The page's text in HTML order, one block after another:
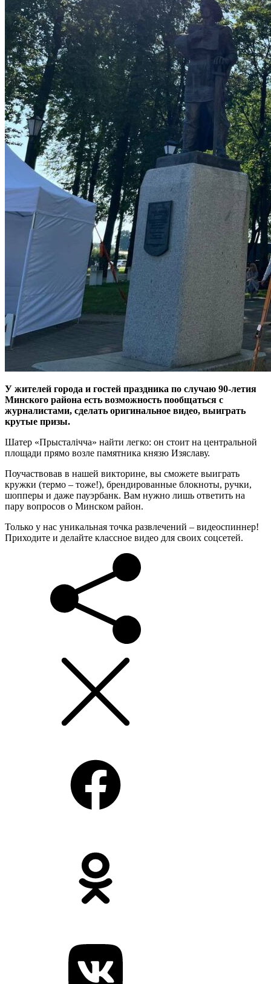
У жителей города и гостей праздника по случаю 90-летия
Минского района есть возможность пообщаться с
журналистами, сделать оригинальное видео, выиграть
крутые призы.
Шатер «Прысталічча» найти легко: он стоит на центральной
площади прямо возле памятника князю Изяславу.
Поучаствовав в нашей викторине, вы сможете выиграть
кружки (термо – тоже!), брендированные блокноты, ручки,
шопперы и даже пауэрбанк. Вам нужно лишь ответить на
пару вопросов о Минском район.
Только у нас уникальная точка развлечений – видеоспиннер!
Приходите и делайте классное видео для своих соцсетей.